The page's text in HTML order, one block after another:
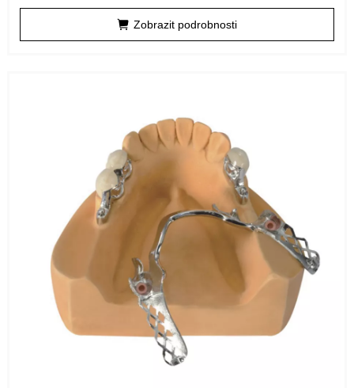
Zobrazit podrobnosti